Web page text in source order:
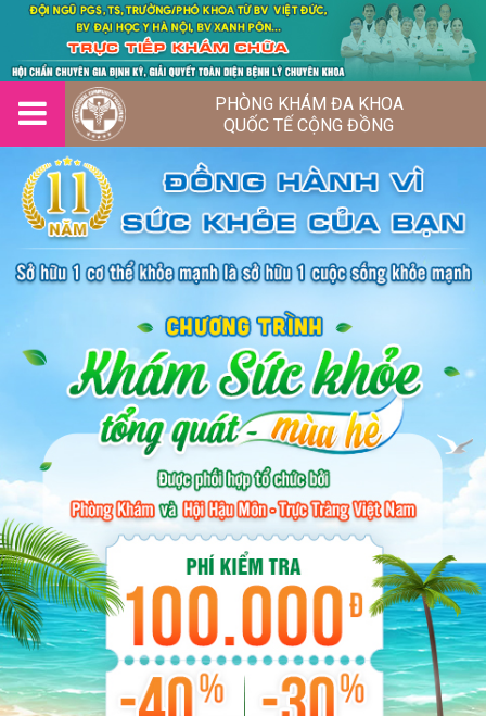
PHÒNG KHÁM ĐA KHOA
QUỐC TẾ CỘNG ĐỒNG